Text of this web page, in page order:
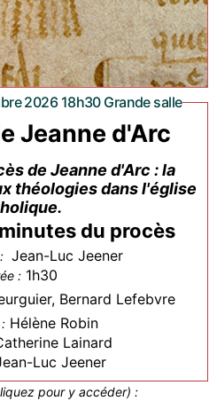
2026 18h30 Grande salle
Jeanne d'Arc
de Jeanne d'Arc : la
théologies dans l'église
du procès
Jean-Luc Jeener
: 1h30
Bernard Lefebvre
Hélène Robin
Lainard
Luc Jeener
dates (cliquez pour y accéder) :